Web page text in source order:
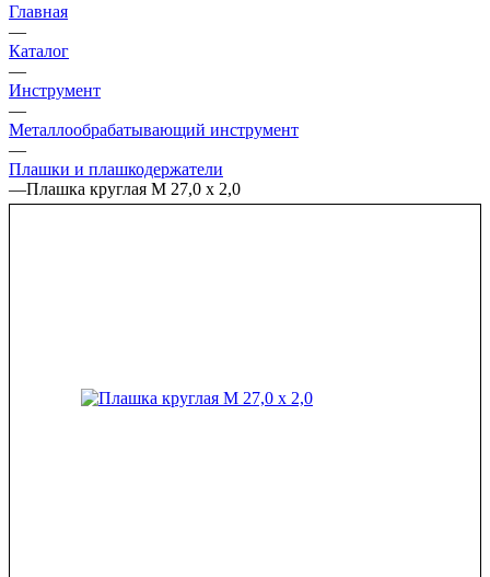
Главная
—
Каталог
—
Инструмент
—
Металлообрабатывающий инструмент
—
Плашки и плашкодержатели
—Плашка круглая М 27,0 х 2,0